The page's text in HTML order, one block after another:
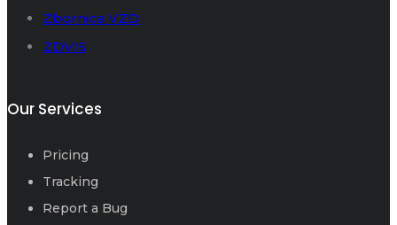
Zbornica VZD
ZDVIS
Our Services
Pricing
Tracking
Report a Bug